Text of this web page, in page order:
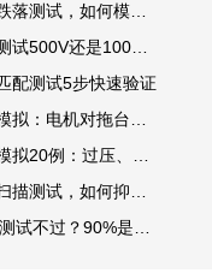
配测试5步快速验证